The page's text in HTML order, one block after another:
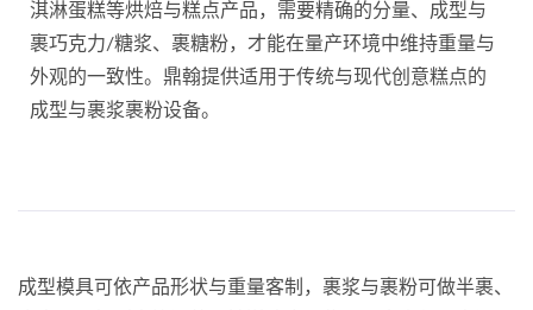
淇淋蛋糕等烘焙与糕点产品，需要精确的分量、成型与
裹巧克力/糖浆、裹糖粉，才能在量产环境中维持重量与
外观的一致性。鼎翰提供适用于传统与现代创意糕点的
成型与裹浆裹粉设备。
成型模具可依产品形状与重量客制，裹浆与裹粉可做半裹、